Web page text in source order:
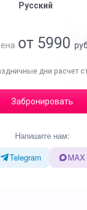
Русский
Цена от 5990 руб.
дни расчет
Забронировать
Напишите нам:
Telegram
MAX